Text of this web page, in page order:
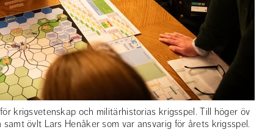
krigsvetenskap och militärhistorias krigsspel. Till höger öv
övlt Lars Henåker som var ansvarig för årets krigsspel.